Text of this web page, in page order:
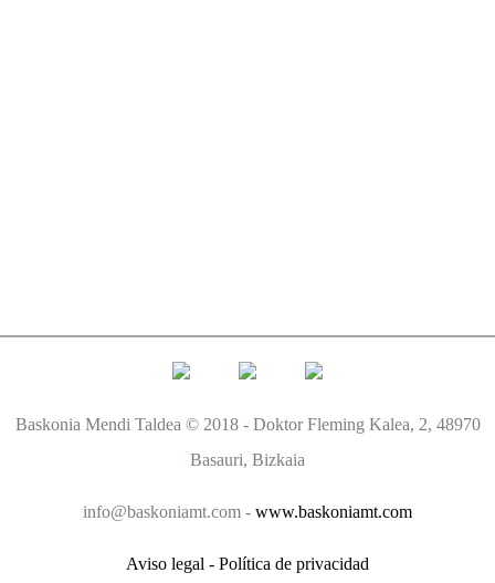
Baskonia Mendi Taldea © 2018 - Doktor Fleming Kalea, 2, 48970
Basauri, Bizkaia
info@baskoniamt.com - www.baskoniamt.com
Aviso legal - Política de privacidad